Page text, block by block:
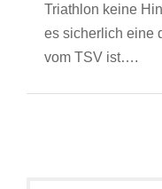
Triathlon keine
es sicherlich eine
vom TSV ist….